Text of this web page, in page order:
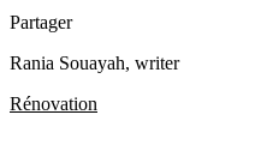
Partager
Rania Souayah, writer
Rénovation